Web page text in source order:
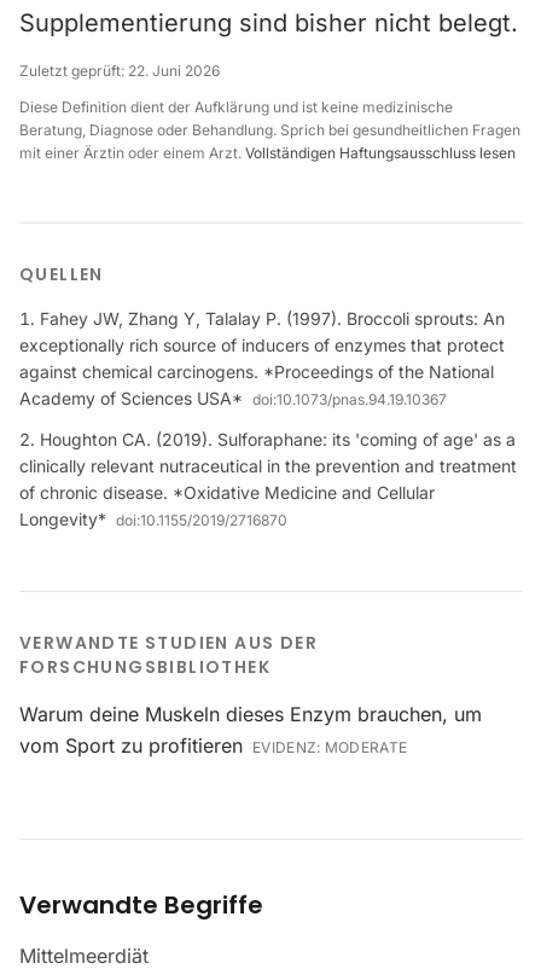
Supplementierung sind bisher nicht belegt.
Zuletzt geprüft: 22. Juni 2026
Diese Definition dient der Aufklärung und ist keine medizinische
Beratung, Diagnose oder Behandlung. Sprich bei gesundheitlichen Fragen
mit einer Ärztin oder einem Arzt. Vollständigen Haftungsausschluss lesen
QUELLEN
Fahey JW, Zhang Y, Talalay P. (1997). Broccoli sprouts: An
exceptionally rich source of inducers of enzymes that protect
against chemical carcinogens. *Proceedings of the National
Academy of Sciences USA* doi:10.1073/pnas.94.19.10367
Houghton CA. (2019). Sulforaphane: its 'coming of age' as a
clinically relevant nutraceutical in the prevention and treatment
of chronic disease. *Oxidative Medicine and Cellular
Longevity* doi:10.1155/2019/2716870
VERWANDTE STUDIEN AUS DER
FORSCHUNGSBIBLIOTHEK
Warum deine Muskeln dieses Enzym brauchen, um
vom Sport zu profitieren EVIDENZ: MODERATE
Verwandte Begriffe
Mittelmeerdiät